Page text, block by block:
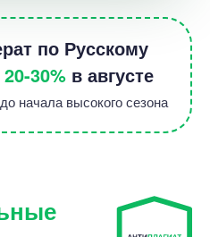
по Русскому
30%в августе
начала высокого сезона